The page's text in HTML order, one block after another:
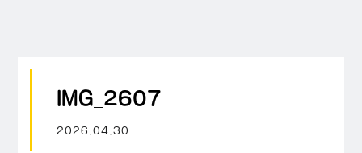
IMG_2607
2026.04.30